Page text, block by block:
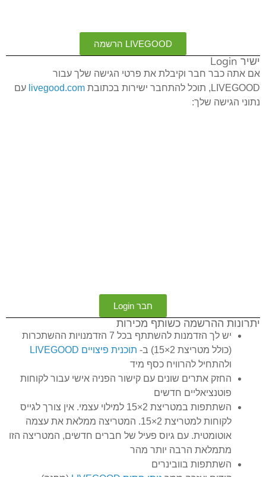
LIVEGOOD הרשמה
ישיר Login
אם אתה כבר חבר וקיבלת את פרטי הגישה שלך עבור
LIVEGOOD, תוכל להתחבר ישירות בכתובת
livegood.com עם
נתוני הגישה שלך:
חבר Login
יתרונות ההרשמה כשותף מכירות
יש לך הזדמנות להשתתף בכל 7 הזדמנויות ההשתכרות
(כולל מטריצת 2×15) ב-
תוכנית פיצויים LIVEGOOD
ולהתחיל להרוויח כסף מיד
החזק אתרים שונים עם קישור הפניה אישי עבור לקוחות
פוטנציאליים חדשים
השתתפות במטריצת 2×15 למילוי עצמי. אין צורך לגייס
לקוחות למטריצת 2×15. המטריצה ממלאת את עצמה
אוטומטית. עם גיוס פעיל של חברים חדשים, המטריצה הזו
מתמלאת הרבה יותר מהר
השתתפות בוובינרים